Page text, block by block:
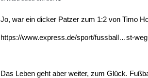
Jo, war ein dicker Patzer zum 1:2 von Timo
https://www.express.de/sport/fussball…st-
Das Leben geht aber weiter, zum Glück.